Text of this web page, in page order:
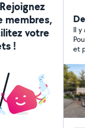
membres,
votre
!
Il y
et